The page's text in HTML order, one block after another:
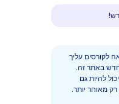
לקורסים עליך
באתר זה.
להיות גם
מאוחר יותר.